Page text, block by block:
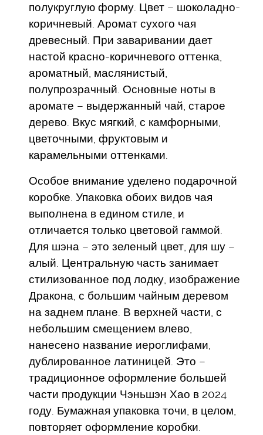
полукруглую форму. Цвет – шоколадно-
коричневый. Аромат сухого чая
древесный. При заваривании дает
настой красно-коричневого оттенка,
ароматный, маслянистый,
полупрозрачный. Основные ноты в
аромате – выдержанный чай, старое
дерево. Вкус мягкий, с камфорными,
цветочными, фруктовым и
карамельными оттенками.
Особое внимание уделено подарочной
коробке. Упаковка обоих видов чая
выполнена в едином стиле, и
отличается только цветовой гаммой.
Для шэна – это зеленый цвет, для шу –
алый. Центральную часть занимает
стилизованное под лодку, изображение
Дракона, с большим чайным деревом
на заднем плане. В верхней части, с
небольшим смещением влево,
нанесено название иероглифами,
дублированное латиницей. Это –
традиционное оформление большей
части продукции Чэньшэн Хао в 2024
году. Бумажная упаковка точи, в целом,
повторяет оформление коробки.